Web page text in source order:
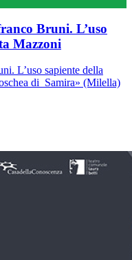
Bruni. L’uso
Mazzoni
L’uso sapiente della
di Samira» (Milella)